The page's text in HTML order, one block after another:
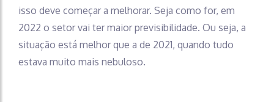
isso deve começar a melhorar. Seja como for, em
2022 o setor vai ter maior previsibilidade. Ou seja, a
situação está melhor que a de 2021, quando tudo
estava muito mais nebuloso.